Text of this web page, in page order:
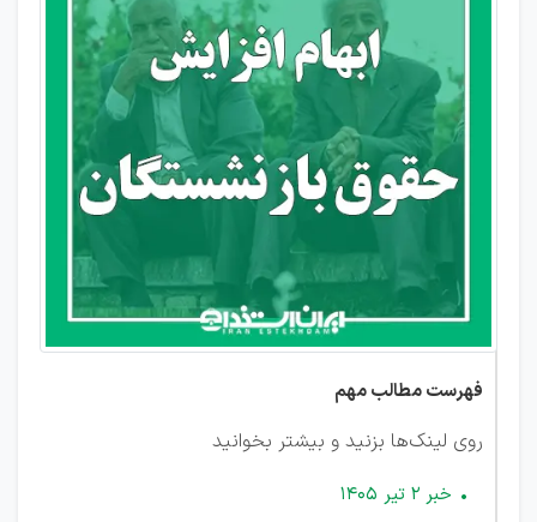
بازنشستگان
در سال
۱۴۰۵
فهرست مطالب مهم
روی لینک‌ها بزنید و بیشتر بخوانید
خبر 2 تیر ۱۴۰۵